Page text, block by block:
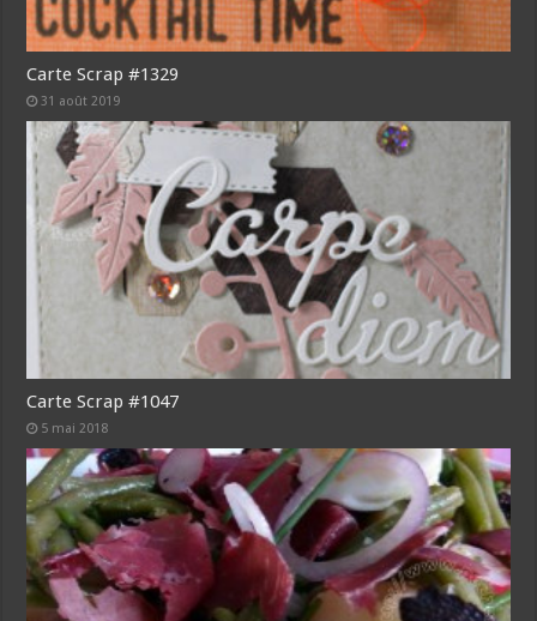
Carte Scrap #1329
31 août 2019
Carte Scrap #1047
5 mai 2018